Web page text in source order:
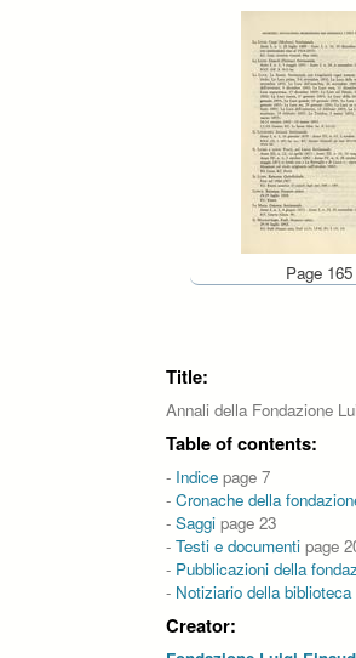
Page 165
Title:
Annali della Fondazione
Table of contents:
- Indice page 7
- Cronache della
- Saggi page 23
- Testi e documenti page
- Pubblicazioni della
- Notiziario della biblioteca
Creator: